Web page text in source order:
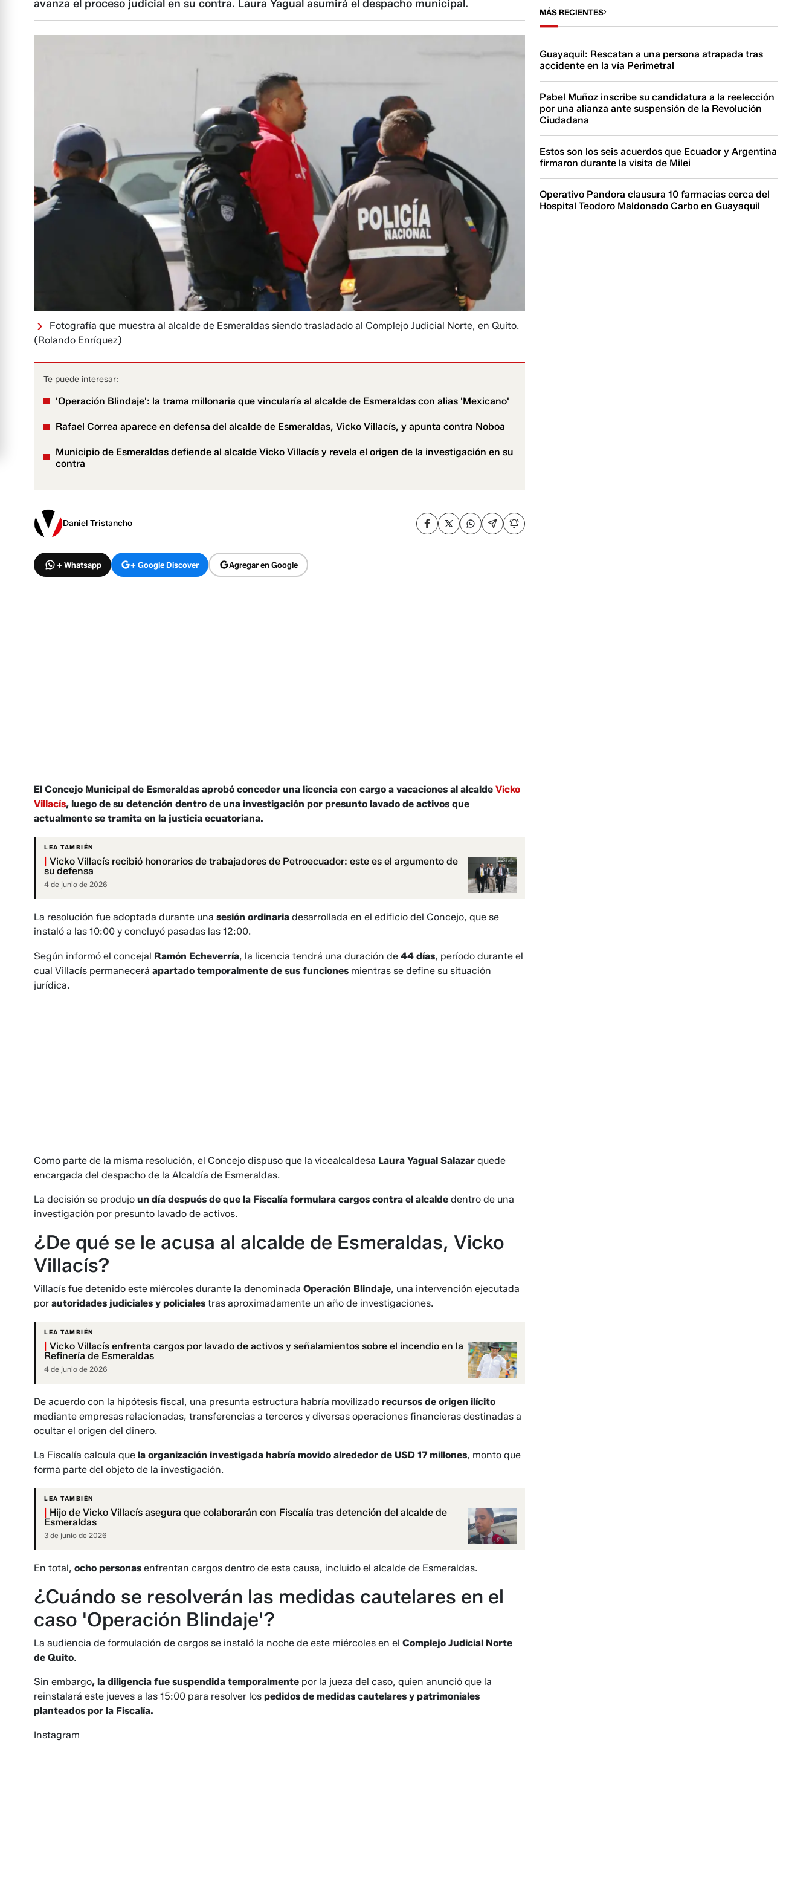
avanza el proceso judicial en su contra. Laura Yagual asumirá el despacho municipal.
Fotografía que muestra al alcalde de Esmeraldas siendo trasladado al Complejo Judicial Norte, en Quito.
(Rolando Enríquez)
Te puede interesar:
'Operación Blindaje': la trama millonaria que vincularía al alcalde de Esmeraldas con alias 'Mexicano'
Rafael Correa aparece en defensa del alcalde de Esmeraldas, Vicko Villacís, y apunta contra Noboa
Municipio de Esmeraldas defiende al alcalde Vicko Villacís y revela el origen de la investigación en su
contra
Daniel Tristancho
+ Whatsapp + Google Discover Agregar en Google
El Concejo Municipal de Esmeraldas aprobó conceder una licencia con cargo a vacaciones al alcalde Vicko
Villacís, luego de su detención dentro de una investigación por presunto lavado de activos que
actualmente se tramita en la justicia ecuatoriana.
LEA TAMBIÉN
Vicko Villacís recibió honorarios de trabajadores de Petroecuador: este es el argumento de
su defensa
4 de junio de 2026
La resolución fue adoptada durante una sesión ordinaria desarrollada en el edificio del Concejo, que se
instaló a las 10:00 y concluyó pasadas las 12:00.
Según informó el concejal Ramón Echeverría, la licencia tendrá una duración de 44 días, período durante el
cual Villacís permanecerá apartado temporalmente de sus funciones mientras se define su situación
jurídica.
Como parte de la misma resolución, el Concejo dispuso que la vicealcaldesa Laura Yagual Salazar quede
encargada del despacho de la Alcaldía de Esmeraldas.
La decisión se produjo un día después de que la Fiscalía formulara cargos contra el alcalde dentro de una
investigación por presunto lavado de activos.
¿De qué se le acusa al alcalde de Esmeraldas, Vicko
Villacís?
Villacís fue detenido este miércoles durante la denominada Operación Blindaje, una intervención ejecutada
por autoridades judiciales y policiales tras aproximadamente un año de investigaciones.
LEA TAMBIÉN
Vicko Villacís enfrenta cargos por lavado de activos y señalamientos sobre el incendio en la
Refinería de Esmeraldas
4 de junio de 2026
De acuerdo con la hipótesis fiscal, una presunta estructura habría movilizado recursos de origen ilícito
mediante empresas relacionadas, transferencias a terceros y diversas operaciones financieras destinadas a
ocultar el origen del dinero.
La Fiscalía calcula que la organización investigada habría movido alrededor de USD 17 millones, monto que
forma parte del objeto de la investigación.
LEA TAMBIÉN
Hijo de Vicko Villacís asegura que colaborarán con Fiscalía tras detención del alcalde de
Esmeraldas
3 de junio de 2026
En total, ocho personas enfrentan cargos dentro de esta causa, incluido el alcalde de Esmeraldas.
¿Cuándo se resolverán las medidas cautelares en el
caso 'Operación Blindaje'?
La audiencia de formulación de cargos se instaló la noche de este miércoles en el Complejo Judicial Norte
de Quito.
Sin embargo, la diligencia fue suspendida temporalmente por la jueza del caso, quien anunció que la
reinstalará este jueves a las 15:00 para resolver los pedidos de medidas cautelares y patrimoniales
planteados por la Fiscalía.
Instagram
MÁS RECIENTES
Guayaquil: Rescatan a una persona atrapada tras
accidente en la vía Perimetral
Pabel Muñoz inscribe su candidatura a la reelección
por una alianza ante suspensión de la Revolución
Ciudadana
Estos son los seis acuerdos que Ecuador y Argentina
firmaron durante la visita de Milei
Operativo Pandora clausura 10 farmacias cerca del
Hospital Teodoro Maldonado Carbo en Guayaquil